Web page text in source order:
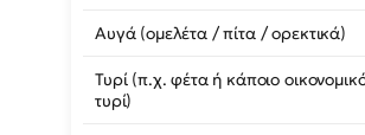
Αυγά (ομελέτα / πίτα / ορεκτικά)
Τυρί (π.χ. φέτα ή κάποιο
τυρί)